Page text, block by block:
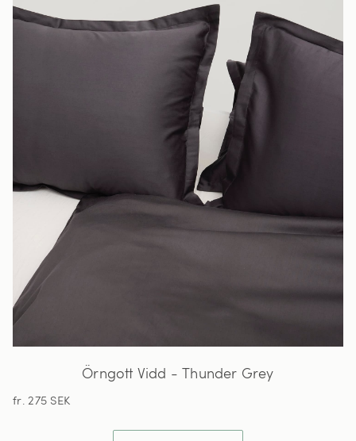
Örngott Vidd - Thunder Grey
fr. 275 SEK